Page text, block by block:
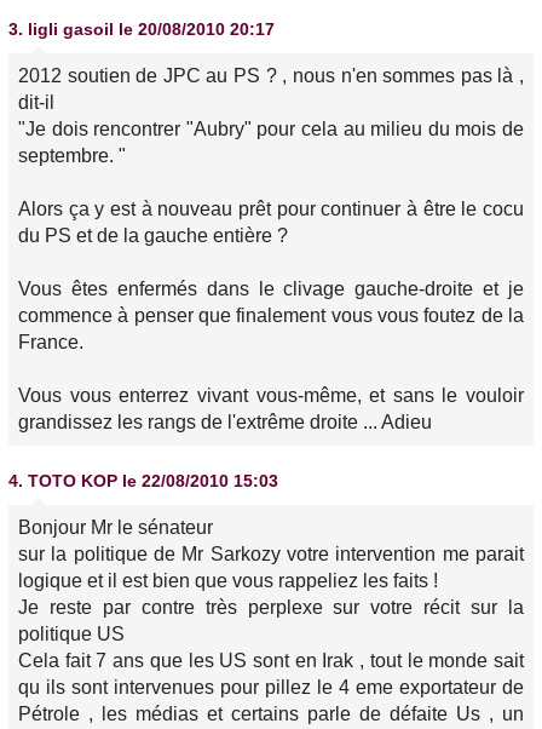
3. ligli gasoil le 20/08/2010 20:17
2012 soutien de JPC au PS ? , nous n'en sommes pas là ,
dit-il
"Je dois rencontrer "Aubry" pour cela au milieu du mois de
septembre. "
Alors ça y est à nouveau prêt pour continuer à être le cocu
du PS et de la gauche entière ?
Vous êtes enfermés dans le clivage gauche-droite et je
commence à penser que finalement vous vous foutez de la
France.
Vous vous enterrez vivant vous-même, et sans le vouloir
grandissez les rangs de l'extrême droite ... Adieu
4. TOTO KOP le 22/08/2010 15:03
Bonjour Mr le sénateur
sur la politique de Mr Sarkozy votre intervention me parait
logique et il est bien que vous rappeliez les faits !
Je reste par contre très perplexe sur votre récit sur la
politique US
Cela fait 7 ans que les US sont en Irak , tout le monde sait
qu ils sont intervenues pour pillez le 4 eme exportateur de
Pétrole , les médias et certains parle de défaite Us , un